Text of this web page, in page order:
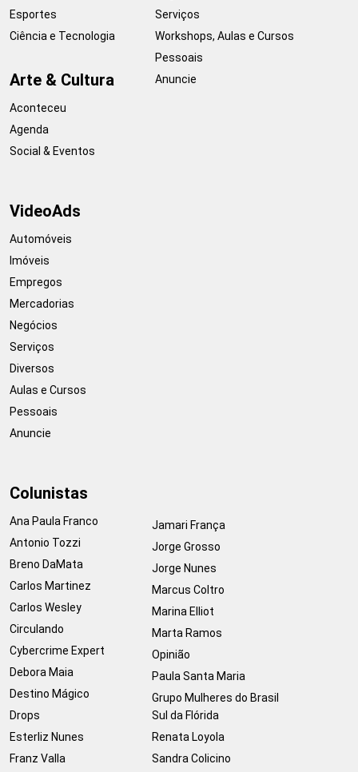
Esportes
Ciência e Tecnologia
Arte & Cultura
Aconteceu
Agenda
Social & Eventos
Serviços
Workshops, Aulas e Cursos
Pessoais
Anuncie
VideoAds
Automóveis
Imóveis
Empregos
Mercadorias
Negócios
Serviços
Diversos
Aulas e Cursos
Pessoais
Anuncie
Colunistas
Ana Paula Franco
Antonio Tozzi
Breno DaMata
Carlos Martinez
Carlos Wesley
Circulando
Cybercrime Expert
Debora Maia
Destino Mágico
Drops
Esterliz Nunes
Franz Valla
Jamari França
Jorge Grosso
Jorge Nunes
Marcus Coltro
Marina Elliot
Marta Ramos
Opinião
Paula Santa Maria
Grupo Mulheres do Brasil
Sul da Flórida
Renata Loyola
Sandra Colicino